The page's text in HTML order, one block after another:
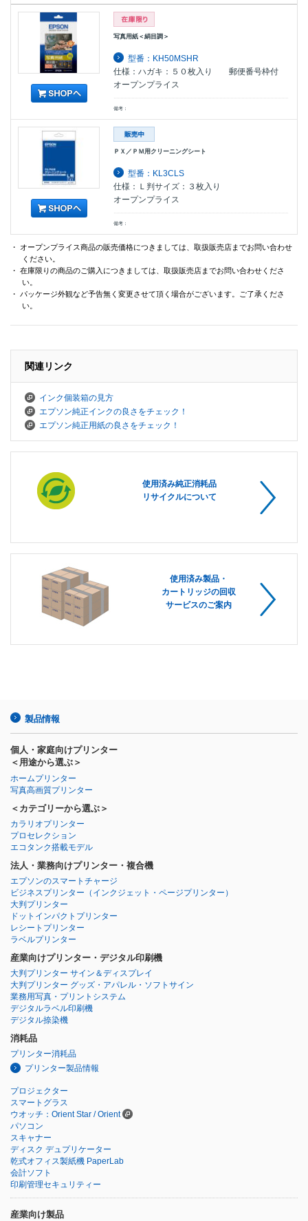
写真用紙＜絹目調＞
型番：KH50MSHR
仕様：ハガキ：５０枚入り 郵便番号枠付
オープンプライス
備考：
ＰＸ／ＰＭ用クリーニングシート
型番：KL3CLS
仕様：Ｌ判サイズ：３枚入り
オープンプライス
備考：
・ オープンプライス商品の販売価格につきましては、取扱販売店までお問い合わせ
ください。
・ 在庫限りの商品のご購入につきましては、取扱販売店までお問い合わせくださ
い。
・ パッケージ外観など予告無く変更させて頂く場合がございます。ご了承くださ
い。
関連リンク
インク個装箱の見方
エプソン純正インクの良さをチェック！
エプソン純正用紙の良さをチェック！
使用済み純正消耗品
リサイクルについて
使用済み製品・
カートリッジの回収
サービスのご案内
製品情報
個人・家庭向けプリンター
＜用途から選ぶ＞
ホームプリンター
写真高画質プリンター
＜カテゴリーから選ぶ＞
カラリオプリンター
プロセレクション
エコタンク搭載モデル
法人・業務向けプリンター・複合機
エプソンのスマートチャージ
ビジネスプリンター （インクジェット・ページプリンター）
大判プリンター
ドットインパクトプリンター
レシートプリンター
ラベルプリンター
産業向けプリンター・デジタル印刷機
大判プリンター サイン＆ディスプレイ
大判プリンター グッズ・アパレル・ソフトサイン
業務用写真・プリントシステム
デジタルラベル印刷機
デジタル捺染機
消耗品
プリンター消耗品
プリンター製品情報
プロジェクター
スマートグラス
ウオッチ：Orient Star / Orient
パソコン
スキャナー
ディスク デュプリケーター
乾式オフィス製紙機 PaperLab
会計ソフト
印刷管理セキュリティー
産業向け製品